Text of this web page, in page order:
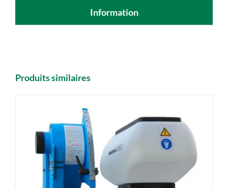
Information
Produits similaires
DETAILS